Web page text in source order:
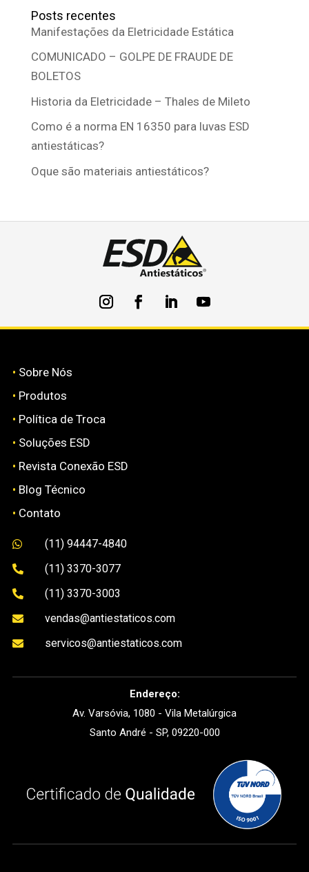
Posts recentes
Manifestações da Eletricidade Estática
COMUNICADO – GOLPE DE FRAUDE DE
BOLETOS
Historia da Eletricidade – Thales de Mileto
Como é a norma EN 16350 para luvas ESD
antiestáticas?
Oque são materiais antiestáticos?
• Sobre Nós
• Produtos
• Política de Troca
• Soluções ESD
• Revista Conexão ESD
• Blog Técnico
• Contato
 (11) 94447-4840
 (11) 3370-3077
 (11) 3370-3003
 vendas@antiestaticos.com
 servicos@antiestaticos.com
Endereço:
Av. Varsóvia, 1080 - Vila Metalúrgica
Santo André - SP, 09220-000